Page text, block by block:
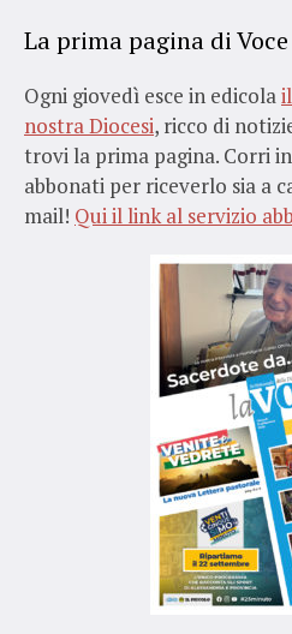
La prima pagina di
Ogni giovedì esce in edicola
nostra Diocesi, ricco di
trovi la prima pagina. Corri
abbonati per riceverlo sia a
mail! Qui il link al servizio